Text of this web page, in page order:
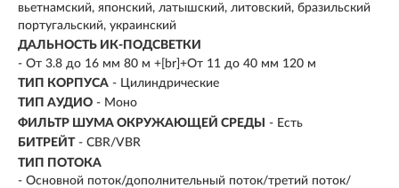
вьетнамский, японский, латышский, литовский, бразильский
португальский, украинский
ДАЛЬНОСТЬ ИК-ПОДСВЕТКИ
- От 3.8 до 16 мм 80 м +[br]+От 11 до 40 мм 120 м
ТИП КОРПУСА - Цилиндрические
ТИП АУДИО - Моно
ФИЛЬТР ШУМА ОКРУЖАЮЩЕЙ СРЕДЫ
- Есть
БИТРЕЙТ - CBR/VBR
ТИП ПОТОКА
- Основной поток/дополнительный поток/третий поток/